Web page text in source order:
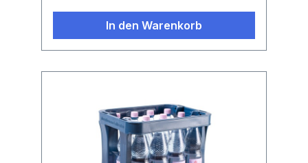
In den Warenkorb